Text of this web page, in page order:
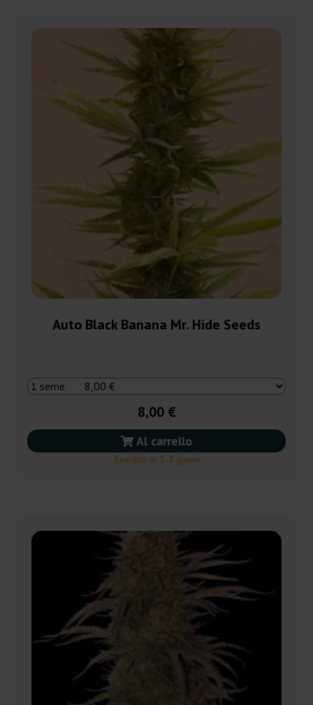
Auto Black Banana Mr. Hide Seeds
8,00 €
Al carrello
Spedito in 3-7 giorni